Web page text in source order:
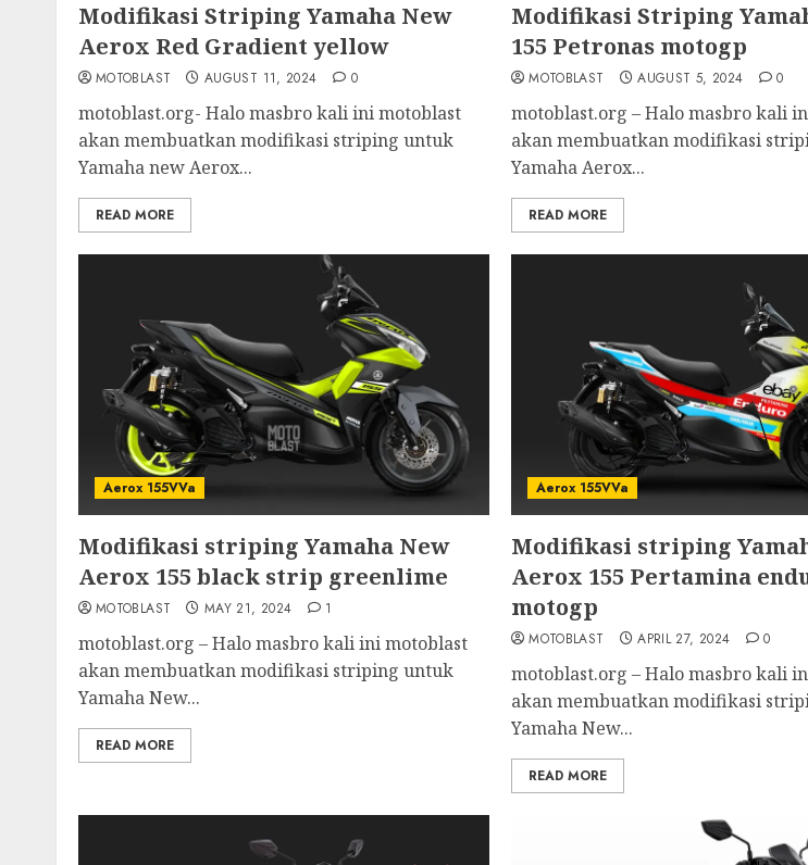
Modifikasi Striping Yamaha New
Aerox Red Gradient yellow
MOTOBLAST AUGUST 11, 2024 0
motoblast.org- Halo masbro kali ini motoblast
akan membuatkan modifikasi striping untuk
Yamaha new Aerox...
READ MORE
Modifikasi Striping
155 Petronas motogp
MOTOBLAST AUGUST 5, 2024 0
motoblast.org – Halo masbro kali
akan membuatkan modifikasi
Yamaha Aerox...
READ MORE
Aerox 155VVa
Modifikasi striping Yamaha New
Aerox 155 black strip greenlime
MOTOBLAST MAY 21, 2024 1
motoblast.org – Halo masbro kali ini motoblast
akan membuatkan modifikasi striping untuk
Yamaha New...
READ MORE
Aerox 155VVa
Modifikasi striping
Aerox 155 Pertamina
motogp
MOTOBLAST APRIL 27, 2024 0
motoblast.org – Halo masbro kali
akan membuatkan modifikasi
Yamaha New...
READ MORE